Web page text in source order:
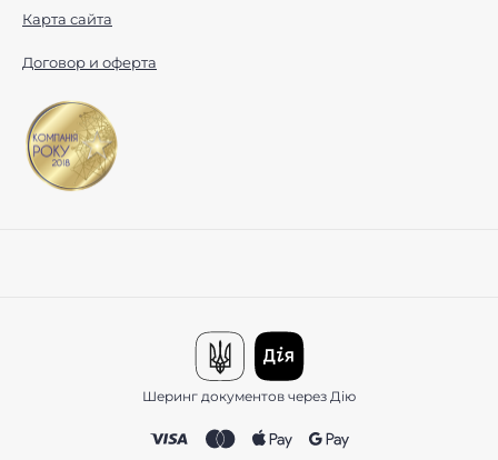
Карта сайта
Договор и оферта
Шеринг документов через Дію